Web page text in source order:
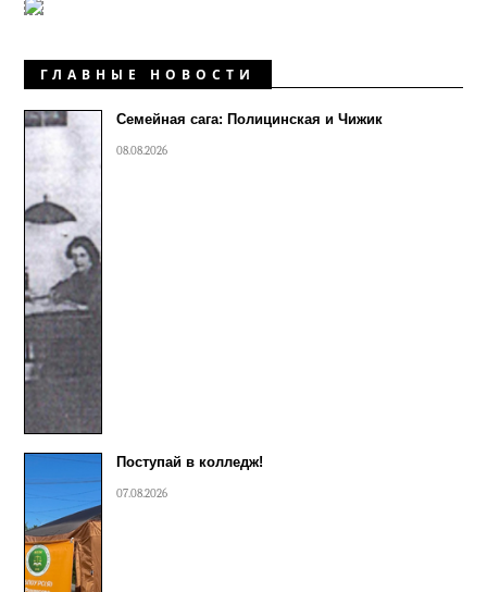
ГЛАВНЫЕ НОВОСТИ
Семейная сага: Полицинская и Чижик
08.08.2026
Поступай в колледж!
07.08.2026